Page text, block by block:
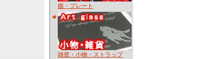
楯・プレート
雑貨・小物・ストラップ